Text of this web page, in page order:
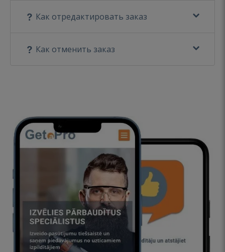
Как отредактировать заказ
Как отменить заказ